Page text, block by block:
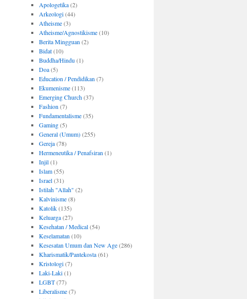
Apologetika(2)
Arkeologi(44)
Atheisme(3)
Atheisme/Agnostikisme(10)
Berita Mingguan (2)
Bidat(10)
Buddha/Hindu (1)
Doa(5)
Education / Pendidikan (7)
Ekumenisme(113)
Emerging Church(37)
Fashion (7)
Fundamentalisme(35)
Gaming(5)
General (Umum)(255)
Gereja(78)
Hermeneutika / Penafsiran (1)
Injil(1)
Islam(55)
Israel(31)
Istilah "Allah" (2)
Kalvinisme(8)
Katolik(135)
Keluarga(27)
Kesehatan / Medical(54)
Keselamatan (10)
Kesesatan Umum dan New Age(286)
Kharismatik/Pantekosta(61)
Kristologi(7)
Laki-Laki(1)
LGBT(77)
Liberalisme(7)